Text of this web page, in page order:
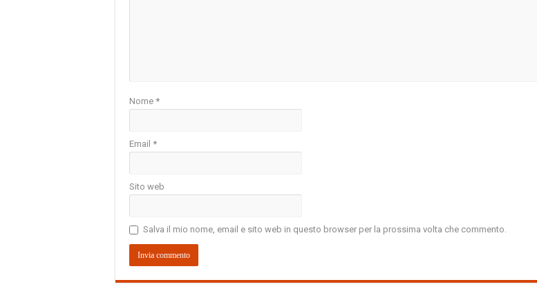
Nome *
Email *
Sito web
Salva il mio nome, email e sito web in questo browser per la prossima volta che commento.